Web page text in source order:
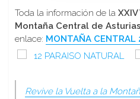
Toda la información de la
Montaña Central de Asturias
enlace: MONTAÑA CENTRAL
Revive la Vuelta a la